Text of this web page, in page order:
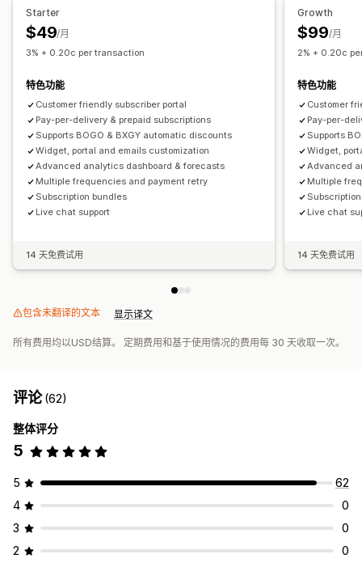
您可以设置的定价
动态定价
Starter
$49/月
3% + 0.20c per transaction
特色功能
Customer friendly subscriber portal
Pay-per-delivery & prepaid subscriptions
Supports BOGO & BXGY automatic discounts
Widget, portal and emails customization
Advanced analytics dashboard & forecasts
Multiple frequencies and payment retry
Subscription bundles
Live chat support
14 天免费试用
Growth
$99/月
2% + 0.20c
特色功能
Customer
Pay-per-
Supports
Widget,
Advanced
Multiple
Live chat
14 天免费试用
包含未翻译的文本 显示译文
所有费用均以USD结算。 定期费用和基于使用情况的费用每 30 天收取一次。
评论(62)
整体评分
5
5
62
4
0
3
0
2
0